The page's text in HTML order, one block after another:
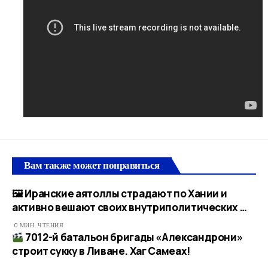
Вам также может понравиться
🖼 Иранские аятоллы страдают по Хании и
активно вешают своих внутриполитических …
0 МИН. ЧТЕНИЯ
7012-й батальон бригады «Александрони»
строит сукку в Ливане. Хаг Самеах!